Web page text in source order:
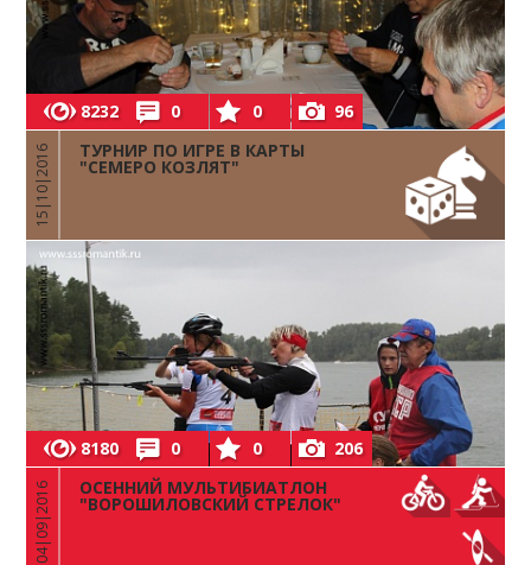
8232 0 0 96
15|10|2016 ТУРНИР ПО ИГРЕ В КАРТЫ
"СЕМЕРО КОЗЛЯТ"
8180 0 0 206
04|09|2016 ОСЕННИЙ МУЛЬТИБИАТЛОН
"ВОРОШИЛОВСКИЙ СТРЕЛОК"